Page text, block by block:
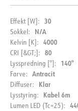
Effekt [W]: 30
Sokkel: N/A
Kelvin [K]: 4000
CRI [&GT;]: 80
Lysspredning [°]: 140°
Farve: Antracit
Diffuser: Klar
Lysstyring: Kabel 6m
Lumen LED (Tc=25):